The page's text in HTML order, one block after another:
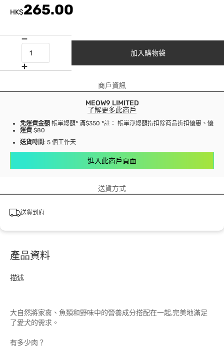
HK$265.00
加入購物袋
商戶資訊
MEOW9 LIMITED
了解更多此商戶
免運費金額 帳單總額* 滿$350 *註： 帳單淨總額指扣除商品折扣優惠、優惠
運費 $80
送貨時間: 5 個工作天
進入此商戶頁面
送貨方式
送貨到府
產品資料
描述
大自然將家禽、魚類和野味中的營養成分搭配在一起,完美地滿足
了愛犬的需求。
有多少肉？